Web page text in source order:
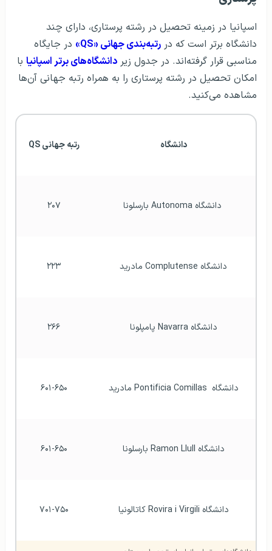
اسپانیا در زمینه تحصیل در رشته پرستاری، دارای چند
دانشگاه‌ برتر است که در رتبه‌بندی جهانی «QS»
در جایگاه
مناسبی قرار گرفته‌اند. در جدول زیر دانشگاه‌های برتر اسپانیا با
امکان تحصیل در رشته پرستاری را به همراه رتبه جهانی آن‌ها
مشاهده می‌کنید.
دانشگاه رتبه جهانی QS
دانشگاه Autonoma بارسلونا ۲۰۷
دانشگاه Complutense مادرید ۲۲۳
دانشگاه Navarra پامپلونا ۲۶۶
دانشگاه  Pontificia Comillas مادرید ۶۰۱-۶۵۰
دانشگاه Ramon Llull بارسلونا ۶۰۱-۶۵۰
دانشگاه Rovira i Virgili کاتالونیا ۷۰۱-۷۵۰